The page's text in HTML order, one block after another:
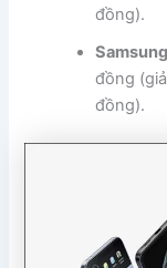
đồng).
đồng
đồng).